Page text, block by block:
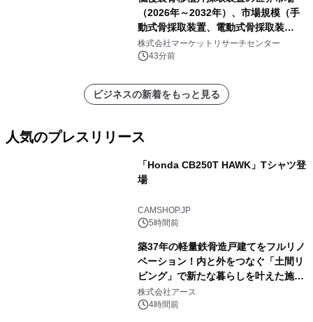
（2026年～2032年）、市場規模（手
動式骨採取装置、電動式骨採取装
置）・分析レポートを発表
株式会社マーケットリサーチセンター
43分前
ビジネスの新着をもっと見る
人気のプレスリリース
「Honda CB250T HAWK」Tシャツ登
場
CAMSHOP.JP
5時間前
築37年の軽量鉄骨造戸建てをフルリノ
ベーション！内と外をつなぐ「土間リ
ビング」で新たな暮らしを叶えた施工
事例を株式会社アースが公開
株式会社アース
4時間前